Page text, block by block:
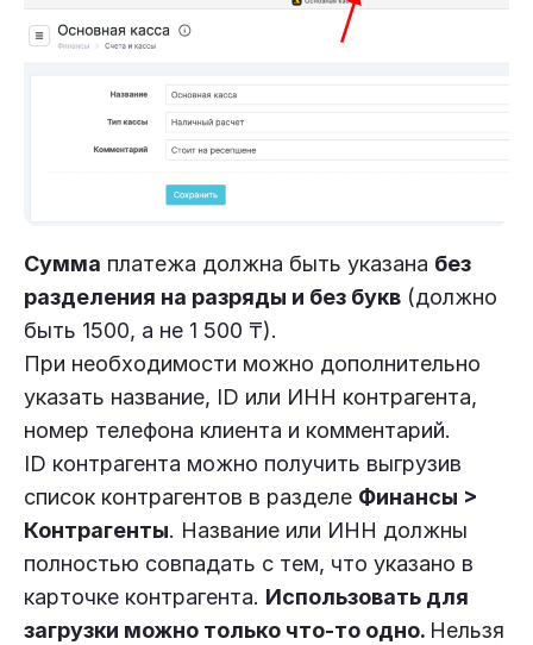
Сумма платежа должна быть указана без
разделения на разряды и без букв (должно
быть 1500, а не 1 500 ₸).
При необходимости можно дополнительно
указать название, ID или ИНН контрагента,
номер телефона клиента и комментарий.
ID контрагента можно получить выгрузив
список контрагентов в разделе Финансы >
Контрагенты. Название или ИНН должны
полностью совпадать с тем, что указано в
карточке контрагента. Использовать для
загрузки можно только что-то одно. Нельзя